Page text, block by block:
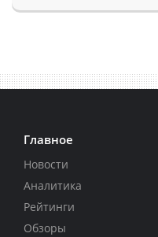
Главное
Новости
Аналитика
Рейтинги
Обзоры